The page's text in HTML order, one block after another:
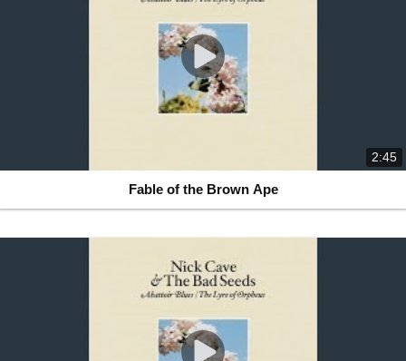
2:45
Fable of the Brown Ape